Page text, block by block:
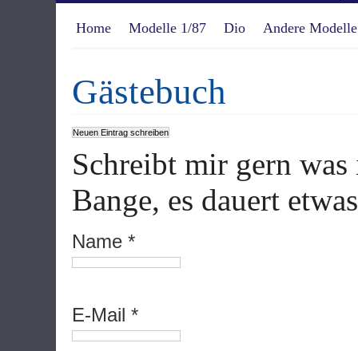
Home Modelle 1/87 Dio Andere Modelle
Gästebuch
Schreibt mir gern
Bange, es dauert
Name *
E-Mail *